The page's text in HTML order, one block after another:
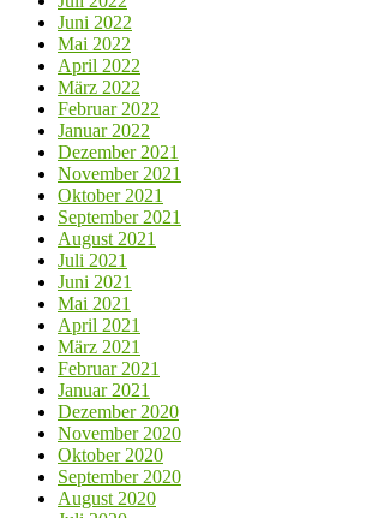
Juni 2022
Mai 2022
April 2022
März 2022
Februar 2022
Januar 2022
Dezember 2021
November 2021
Oktober 2021
September 2021
August 2021
Juli 2021
Juni 2021
Mai 2021
April 2021
März 2021
Februar 2021
Januar 2021
Dezember 2020
November 2020
Oktober 2020
September 2020
August 2020